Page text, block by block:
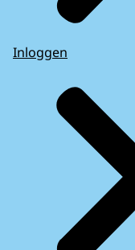
Inloggen